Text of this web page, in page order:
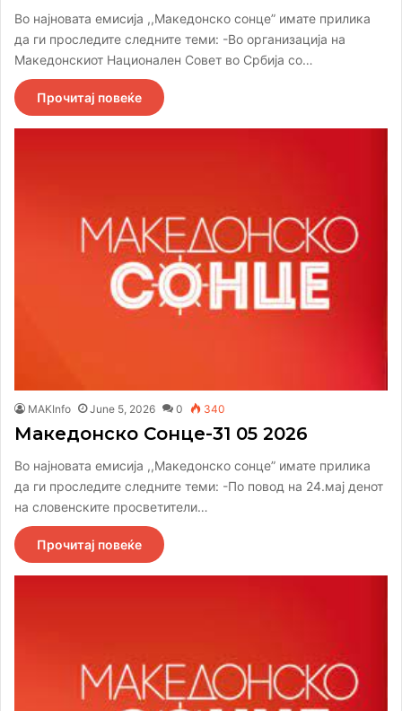
Во најновата емисија ,,Македонско сонце” имате прилика
да ги проследите следните теми: -Во организација на
Македонскиот Национален Совет во Србија со…
Прочитај повеќе
MAKInfo June 5, 2026 0 340
Македонско Сонце-31 05 2026
Во најновата емисија ,,Македонско сонце” имате прилика
да ги проследите следните теми: -По повод на 24.мај денот
на словенските просветители…
Прочитај повеќе